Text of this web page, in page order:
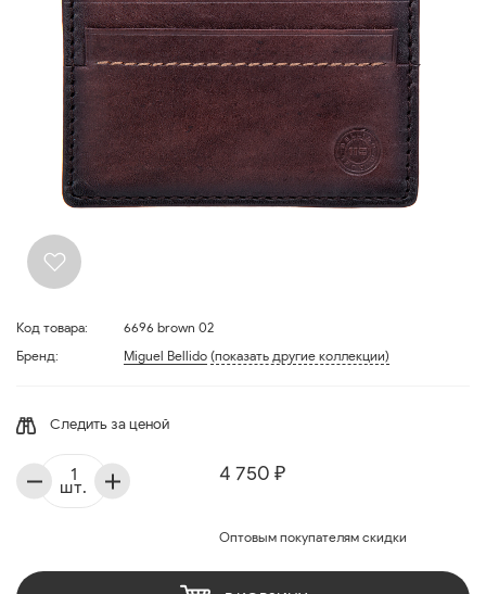
Код товара:
6696 brown 02
Бренд:
Miguel Bellido (показать другие коллекции)
Следить за ценой
4 750 ₽
Оптовым покупателям скидки
шт.